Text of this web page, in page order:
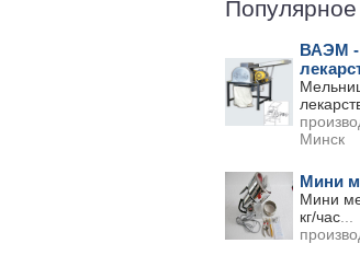
Популярное
ВАЭМ -
Минск
Мини
Мини
кг/час